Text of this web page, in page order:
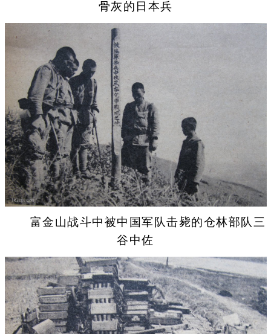
骨灰的日本兵
富金山战斗中被中国军队击毙的仓林部队三
谷中佐